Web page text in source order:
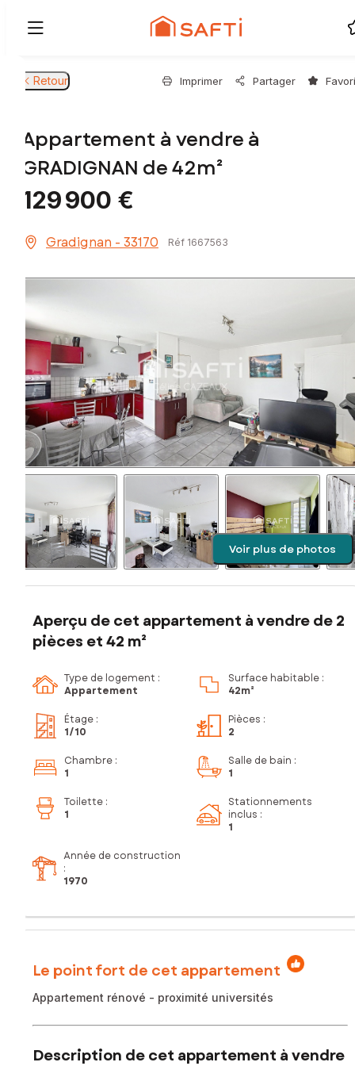
Retour Imprimer Partager
Appartement à vendre à
GRADIGNAN de 42m²
129 900 €
Gradignan - 33170 Réf 1667563
Voir plus de photos
Aperçu de cet appartement à vendre de 2
pièces et 42 m²
Type de logement :
Appartement
Surface habitable :
42m²
Étage :
1/10
Pièces :
2
Chambre :
1
Salle de bain :
1
Toilette :
1
Stationnements
inclus :
1
Année de construction
:
1970
Le point fort de cet appartement
Appartement rénové - proximité universités
Description de cet appartement à vendre